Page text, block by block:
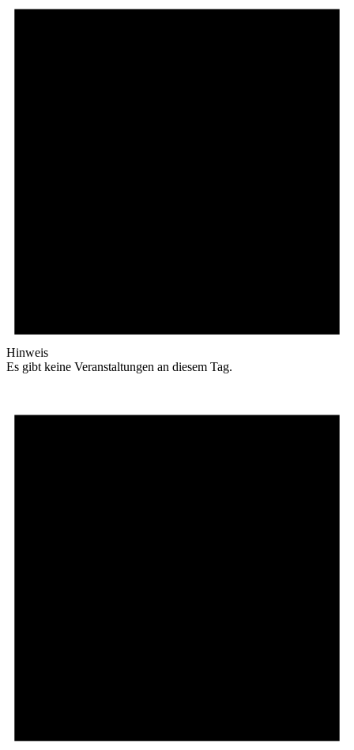
Hinweis
Es gibt keine Veranstaltungen an diesem Tag.